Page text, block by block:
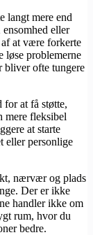
langt mere end
eller
at være forkerte
løse problemerne
bliver ofte tungere
at få støtte,
mere fleksibel
at starte
eller personlige
nærvær og plads
Der er ikke
handler ikke om
rum, hvor du
bedre.